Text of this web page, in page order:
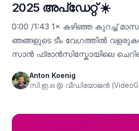
2025 അപ്‌ഡേറ്റ് ☀️
0:00 /1:43 1× കഴിഞ്ഞ കുറച്ച്
ഞങ്ങളുടെ ടീം വേഗത്തിൽ
സാൻ ഫ്രാൻസിസ്കോയിലെ
വ്യാപിച്ചുകിടക്കുന്ന ഒരു ആഗോള
ആരംഭിച്ചത്. AI ആളുകളെ
Anton Koenig
സി.ഇ.ഒ @ വീഡിയോജൻ